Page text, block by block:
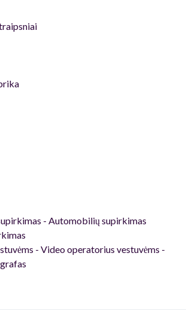
- Automobilių supirkimas
- Video operatorius vestuvėms -